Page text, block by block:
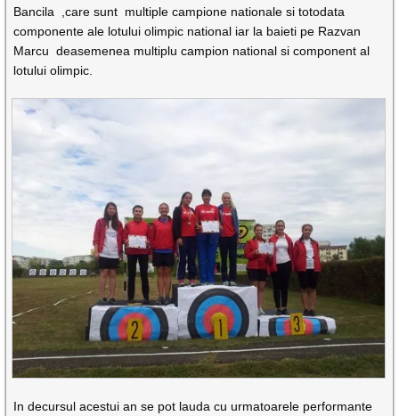
Bancila ,care sunt multiple campione nationale si totodata
componente ale lotului olimpic national iar la baieti pe Razvan
Marcu deasemenea multiplu campion national si component al
lotului olimpic.
In decursul acestui an se pot lauda cu urmatoarele performante